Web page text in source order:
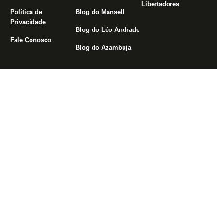
Política de
Privacidade
Fale Conosco
Blog do Mansell
Blog do Léo Andrade
Blog do Azambuja
Libertadores